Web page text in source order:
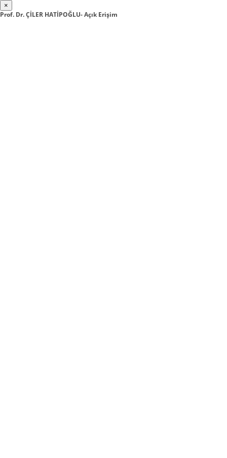
×
Prof. Dr. ÇİLER HATİPOĞLU- Açık Erişim